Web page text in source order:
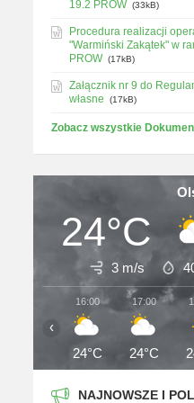
19.2 PROW (33kB)
Procedura realizacji
"Warmiński Zakątek" w
PROW (17kB)
Załącznik nr 9 do
własne
(17kB)
Zobacz wszystkie
24°C
3 m/s
16:00
24°C
17:00
24°C
‹
NAJNOWSZE I